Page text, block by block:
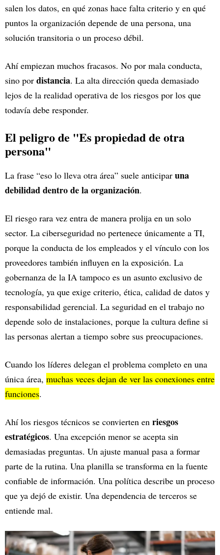
salen los datos, en qué zonas hace falta criterio y en qué
puntos la organización depende de una persona, una
solución transitoria o un proceso débil.
Ahí empiezan muchos fracasos. No por mala conducta,
sino por distancia. La alta dirección queda demasiado
lejos de la realidad operativa de los riesgos por los que
todavía debe responder.
El peligro de "Es propiedad de otra
persona"
La frase “eso lo lleva otra área” suele anticipar una
debilidad dentro de la organización.
El riesgo rara vez entra de manera prolija en un solo
sector. La ciberseguridad no pertenece únicamente a TI,
porque la conducta de los empleados y el vínculo con los
proveedores también influyen en la exposición. La
gobernanza de la IA tampoco es un asunto exclusivo de
tecnología, ya que exige criterio, ética, calidad de datos y
responsabilidad gerencial. La seguridad en el trabajo no
depende solo de instalaciones, porque la cultura define si
las personas alertan a tiempo sobre sus preocupaciones.
Cuando los líderes delegan el problema completo en una
única área, muchas veces dejan de ver las conexiones entre
funciones.
Ahí los riesgos técnicos se convierten en riesgos
estratégicos. Una excepción menor se acepta sin
demasiadas preguntas. Un ajuste manual pasa a formar
parte de la rutina. Una planilla se transforma en la fuente
confiable de información. Una política describe un proceso
que ya dejó de existir. Una dependencia de terceros se
entiende mal.